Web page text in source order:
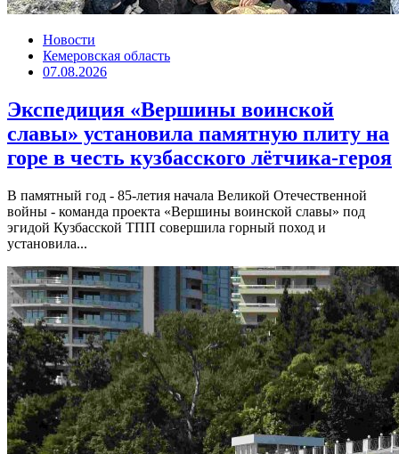
Новости
Кемеровская область
07.08.2026
Экспедиция «Вершины воинской
славы» установила памятную плиту на
горе в честь кузбасского лётчика-героя
В памятный год - 85-летия начала Великой Отечественной
войны - команда проекта «Вершины воинской славы» под
эгидой Кузбасской ТПП совершила горный поход и
установила...